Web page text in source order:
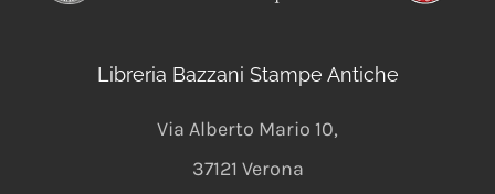
Libreria Bazzani Stampe Antiche
Via Alberto Mario 10,
37121 Verona